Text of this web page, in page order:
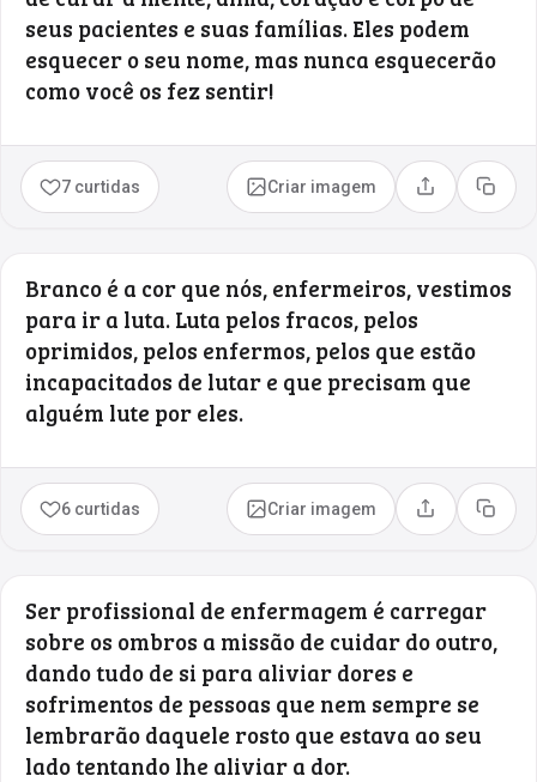
seus pacientes e suas famílias. Eles podem
esquecer o seu nome, mas nunca esquecerão
como você os fez sentir!
7 curtidas Criar imagem Compartilhar
Copiar
Branco é a cor que nós, enfermeiros, vestimos
para ir a luta. Luta pelos fracos, pelos
oprimidos, pelos enfermos, pelos que estão
incapacitados de lutar e que precisam que
alguém lute por eles.
6 curtidas Criar imagem Compartilhar
Copiar
Ser profissional de enfermagem é carregar
sobre os ombros a missão de cuidar do outro,
dando tudo de si para aliviar dores e
sofrimentos de pessoas que nem sempre se
lembrarão daquele rosto que estava ao seu
lado tentando lhe aliviar a dor.